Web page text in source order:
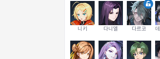
니키 다니엘 다르코